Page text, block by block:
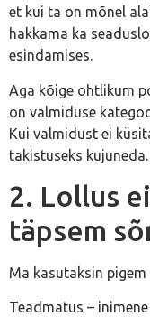
et kui ta on mõnel
hakkama ka
esindamises.
Aga kõige ohtlikum
on valmiduse
Kui valmidust ei
takistuseks kujuneda.
2. Lollus
täpsem
Ma kasutaksin
Teadmatus –